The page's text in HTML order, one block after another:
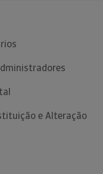
e Alteração